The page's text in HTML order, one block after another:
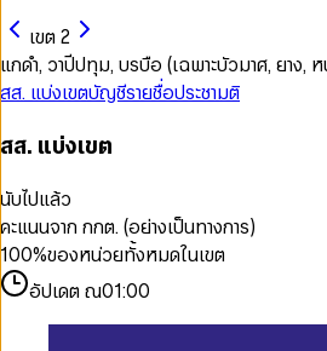
เขต 2
แกดำ, วาปีปทุม, บรบือ (เฉพาะบัวมาศ, ยาง,
สส. แบ่งเขตบัญชีรายชื่อประชามติ
สส. แบ่งเขต
นับไปแล้ว
คะแนนจาก กกต. (อย่างเป็นทางการ)
100%ของหน่วยทั้งหมดในเขต
อัปเดต ณ01:00